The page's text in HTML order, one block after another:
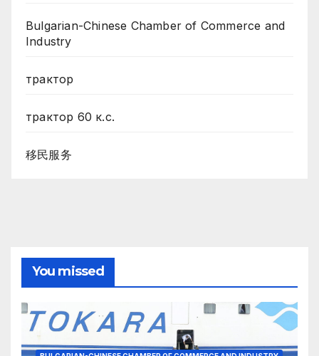
Bulgarian-Chinese Chamber of Commerce and
Industry
трактор
трактор 60 к.с.
移民服务
You missed